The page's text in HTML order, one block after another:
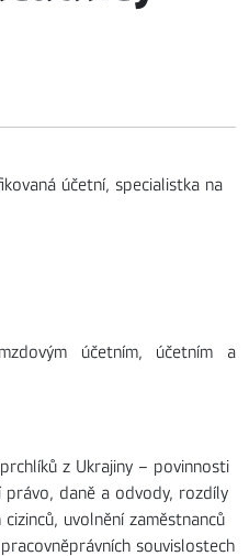
účetní, specialistka na
účetním, účetním a
z Ukrajiny – povinnosti
právo, daně a odvody, rozdíly
uvolnění zaměstnanců
souvislostech